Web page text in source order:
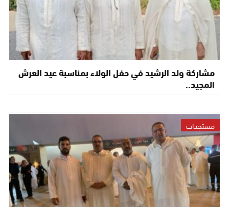
مشاركة ولد الرشيد في حفل الولاء بمناسبة عيد العرش
المجيد..
مستجدات